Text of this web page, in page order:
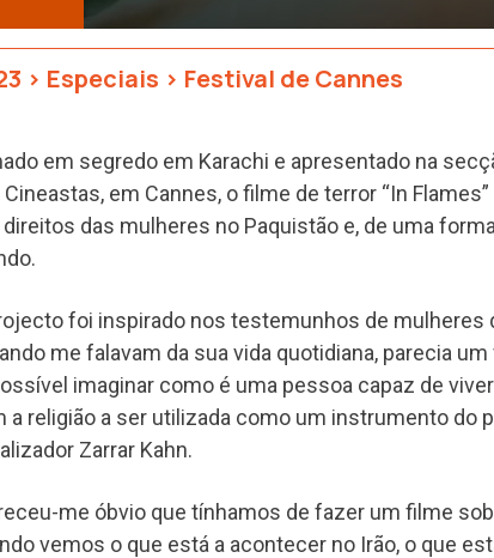
> Especiais > Festival de Cannes
em segredo em Karachi e apresentado na
em Cannes, o filme de terror “In
direitos das mulheres no Paquistão e, de uma
foi inspirado nos testemunhos de mulheres
me falavam da sua vida quotidiana, parecia
imaginar como é uma pessoa capaz de
a religião a ser utilizada como um instrumento do
Zarrar Kahn.
me óbvio que tínhamos de fazer um filme
vemos o que está a acontecer no Irão, o que